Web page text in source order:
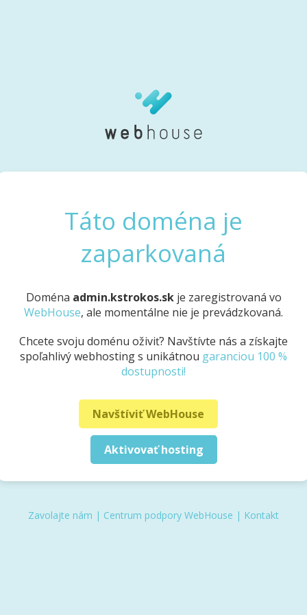
Táto doména je
zaparkovaná
Doména admin.kstrokos.skje zaregistrovaná vo
WebHouse, ale momentálne nie je prevádzkovaná.
Chcete svoju doménu oživiť? Navštívte nás a získajte
spoľahlivý webhosting s unikátnou garanciou 100 %
dostupnosti!
Navštíviť WebHouse
Aktivovať hosting
Zavolajte nám | Centrum podpory WebHouse | Kontakt